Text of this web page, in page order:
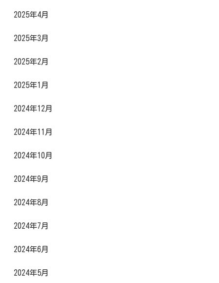
2025年4月
2025年3月
2025年2月
2025年1月
2024年12月
2024年11月
2024年10月
2024年9月
2024年8月
2024年7月
2024年6月
2024年5月